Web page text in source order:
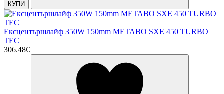
КУПИ
Ексцентършлайф 350W 150mm METABO SXE 450 TURBO
TEC
306.48€